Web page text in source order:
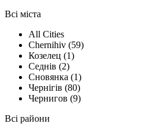
Всі міста
All Cities
Chernihiv (59)
Козелец (1)
Седнів (2)
Сновянка (1)
Чернігів (80)
Чернигов (9)
Всі райони